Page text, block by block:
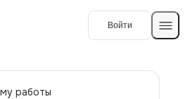
Войти
работы